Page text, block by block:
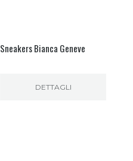
Sneakers Bianca Geneve
DETTAGLI